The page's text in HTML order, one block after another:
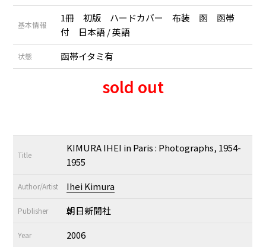
基本情報
1冊 初版 ハードカバー 布装 函 函帯
付 日本語 / 英語
状態 函帯イタミ有
sold out
Title
KIMURA IHEI in Paris : Photographs, 1954-
1955
Author/Artist Ihei Kimura
Publisher 朝日新聞社
Year 2006